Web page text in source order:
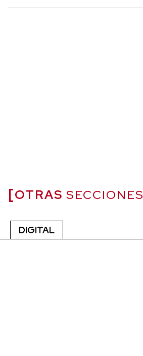
OTRAS SECCIONES
DIGITAL